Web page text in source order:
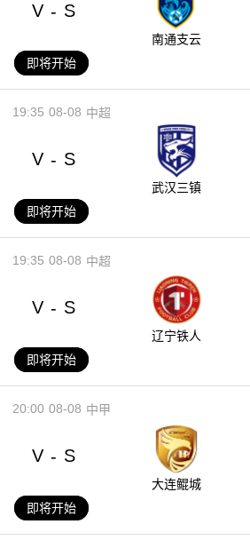
V - S
南通支云
即将开始
08-08
19:35 中超
V - S
武汉三镇
即将开始
08-08
19:35 中超
V - S
辽宁铁人
即将开始
08-08
20:00 中甲
V - S
大连鲲城
即将开始